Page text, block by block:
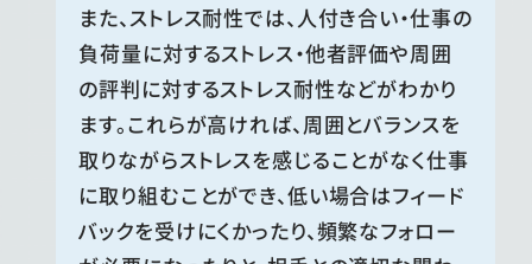
また、ストレス耐性では、人付き合い・仕事の
負荷量に対するストレス・他者評価や周囲
の評判に対するストレス耐性などがわかり
ます。これらが高ければ、周囲とバランスを
取りながらストレスを感じることがなく仕事
に取り組むことができ、低い場合はフィード
バックを受けにくかったり、頻繁なフォロー